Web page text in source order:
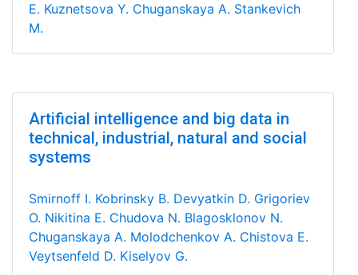
E. Kuznetsova Y. Chuganskaya A. Stankevich
M.
Artificial intelligence and big data in
technical, industrial, natural and social
systems
Smirnoff I. Kobrinsky B. Devyatkin D. Grigoriev
O. Nikitina E. Chudova N. Blagosklonov N.
Chuganskaya A. Molodchenkov A. Chistova E.
Veytsenfeld D. Kiselyov G.